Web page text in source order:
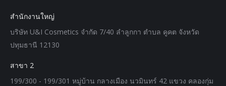
สำนักงานใหญ่
บริษัท U&I Cosmetics จำกัด 7/40 ลำลูกกา ตำบล คูคต จังหวัด
ปทุมธานี 12130
สาขา 2
199/300 - 199/301 หมู่บ้าน กลางเมือง นวมินทร์ 42 แขวง คลองกุ่ม